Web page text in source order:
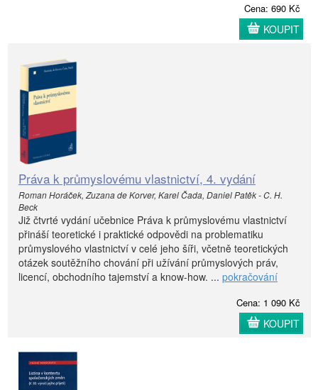
Cena: 690 Kč
KOUPIT
Práva k průmyslovému vlastnictví, 4. vydání
Roman Horáček, Zuzana de Korver, Karel Čada, Daniel Patěk - C. H.
Beck
Již čtvrté vydání učebnice Práva k průmyslovému vlastnictví
přináší teoretické i praktické odpovědi na problematiku
průmyslového vlastnictví v celé jeho šíři, včetně teoretických
otázek soutěžního chování při užívání průmyslových práv,
licencí, obchodního tajemství a know-how. ... pokračování
Cena: 1 090 Kč
KOUPIT